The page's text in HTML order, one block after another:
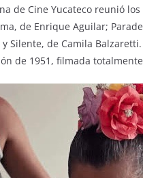
de Cine Yucateco reunió
de Enrique Aguilar;
Silente, de Camila
de 1951, filmada